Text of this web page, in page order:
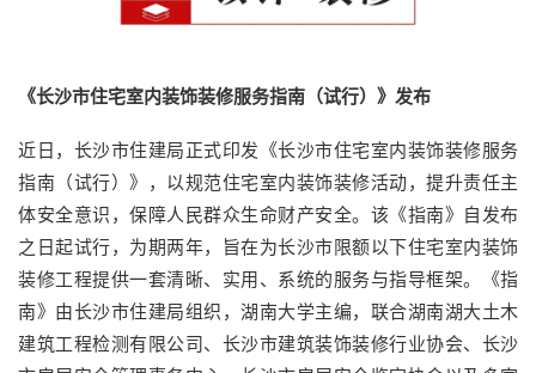
《长沙市住宅室内装饰装修服务指南（试行）》发布
近日，长沙市住建局正式印发《长沙市住宅室内装饰装修服务
指南（试行）》，以规范住宅室内装饰装修活动，提升责任主
体安全意识，保障人民群众生命财产安全。该《指南》自发布
之日起试行，为期两年，旨在为长沙市限额以下住宅室内装饰
装修工程提供一套清晰、实用、系统的服务与指导框架。《指
南》由长沙市住建局组织，湖南大学主编，联合湖南湖大土木
建筑工程检测有限公司、长沙市建筑装饰装修行业协会、长沙